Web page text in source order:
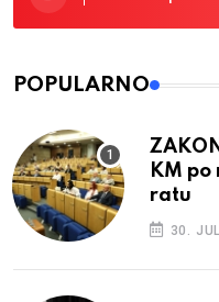
POPULARNO
KM po
ratu
30.